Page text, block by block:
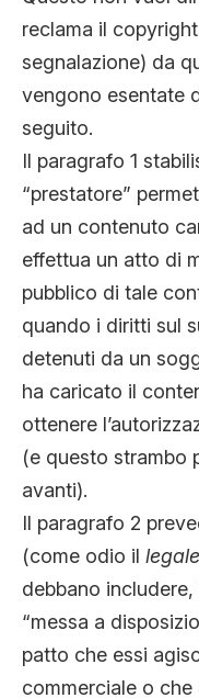
reclama il
segnalazione) da
vengono esentate
seguito.
Il paragrafo 1
“prestatore”
ad un contenuto
effettua un atto di
pubblico di tale
quando i diritti sul
detenuti da un
ha caricato il
ottenere
(e questo strambo
avanti).
Il paragrafo 2
(come odio il
debbano
“messa a
patto che essi
commerciale o